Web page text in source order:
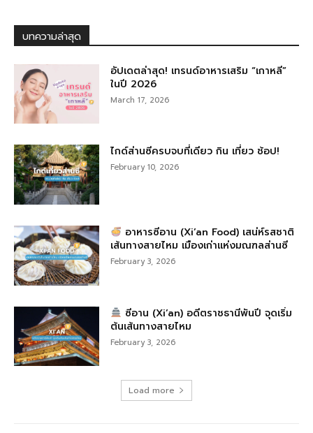
บทความล่าสุด
อัปเดตล่าสุด! เทรนด์อาหารเสริม “เกาหลี”
ในปี 2026
March 17, 2026
ไกด์ส่านซีครบจบที่เดียว กิน เที่ยว ช้อป!
February 10, 2026
อาหารซีอาน (Xi’an Food) เสน่ห์รสชาติ
เส้นทางสายไหม เมืองเก่าแห่งมณฑลส่านซี
February 3, 2026
ซีอาน (Xi’an) อดีตราชธานีพันปี จุดเริ่ม
ต้นเส้นทางสายไหม
February 3, 2026
Load more